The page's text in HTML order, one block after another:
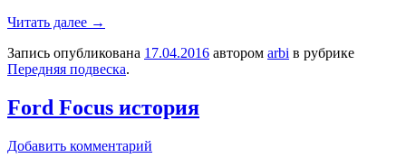
Читать далее →
Запись опубликована 17.04.2016 автором arbi в рубрике
Передняя подвеска.
Ford Focus история
Добавить комментарий